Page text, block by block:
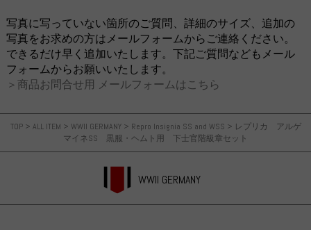
TOP> ALL ITEM > WWII GERMANY> Repro Insignia SS and WSS > レプリカ アルゲ
マイネSS 黒服・ヘムト用 下士官階級章セット
WWII GERMANY
写真に写っていない箇所のご質問、詳細のサイズ、追加の
写真をお求めの方はメールフォームからご連絡ください。
できるだけ早く追加いたします。下記ご質問などもメール
フォームからお願いいたします。
＞商品お問合せ用 メールフォームはこちら